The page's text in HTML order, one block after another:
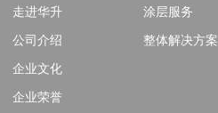
走进华升
公司介绍
企业文化
企业荣誉
涂层服务
整体解决方案